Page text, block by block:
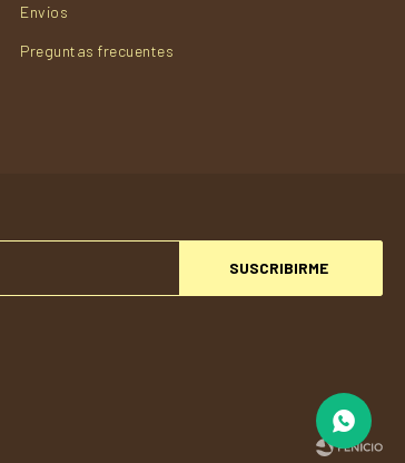
SUSCRIBIRME
Envios
Preguntas frecuentes